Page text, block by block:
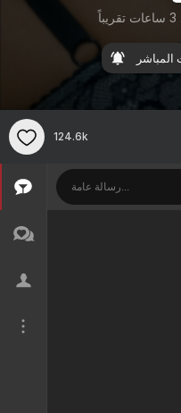
124.6k